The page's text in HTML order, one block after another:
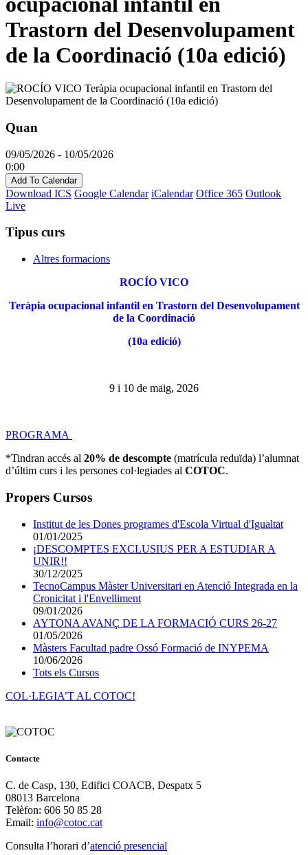
Trastorn del Desenvolupament
de la Coordinació (10a edició)
Quan
09/05/2026 - 10/05/2026
0:00
Add To Calendar
Download ICS Google Calendar iCalendar Office 365 Outlook
Live
Tipus curs
Altres formacions
ROCÍO VICO
Teràpia ocupacional infantil en Trastorn del Desenvolupament
de la Coordinació
(10a edició)
9 i 10 de maig, 2026
PROGRAMA
*Tindran accés al 20% de descompte (matrícula reduïda) l’alumnat
d’últim curs i les persones col·legiades al COTOC.
Propers Cursos
Institut de les Dones programes d'Escola Virtual d'Igualtat
01/01/2025
¡DESCOMPTES EXCLUSIUS PER A ESTUDIAR A
UNIR!!
30/12/2025
TecnoCampus Màster Universitari en Atenció Integrada en la
Cronicitat i l'Envelliment
09/01/2026
AYTONA AVANÇ DE LA FORMACIÓ CURS 26-27
01/05/2026
Màsters Facultad padre Ossó Formació de INYPEMA
10/06/2026
Tots els Cursos
COL·LEGIA’T AL COTOC!
Contacte
C. de Casp, 130, Edifici COACB, Despatx 5
08013 Barcelona
Telèfon: 606 50 85 28
Email: info@cotoc.cat
Consulta l’horari d’atenció presencial